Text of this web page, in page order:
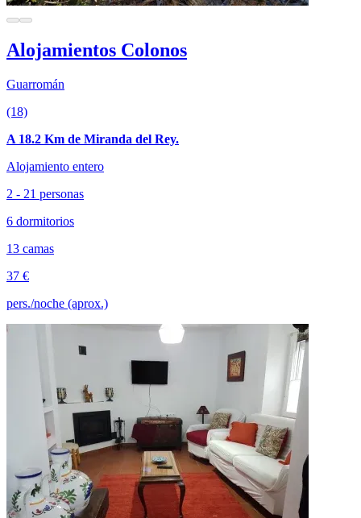
Alojamientos Colonos
Guarromán
(18)
A 18.2 Km de Miranda del Rey.
Alojamiento entero
2 - 21 personas
6 dormitorios
13 camas
37 €
pers./noche (aprox.)